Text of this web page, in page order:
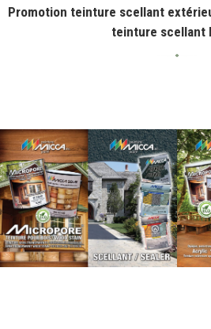
Promotion teinture scellant
teinture scellant